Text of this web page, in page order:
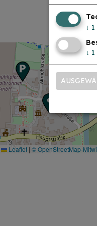
Leaflet | © OpenStreetMap-
↓ 1
↓ 1